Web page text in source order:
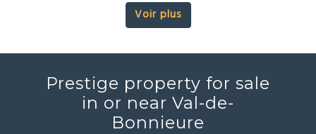
Voir plus
Prestige property for sale
in or near Val-de-
Bonnieure